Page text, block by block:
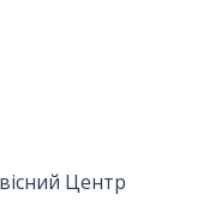
Центр